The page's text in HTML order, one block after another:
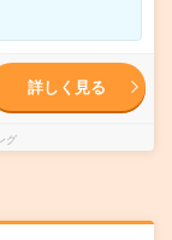
詳しく見る
グ